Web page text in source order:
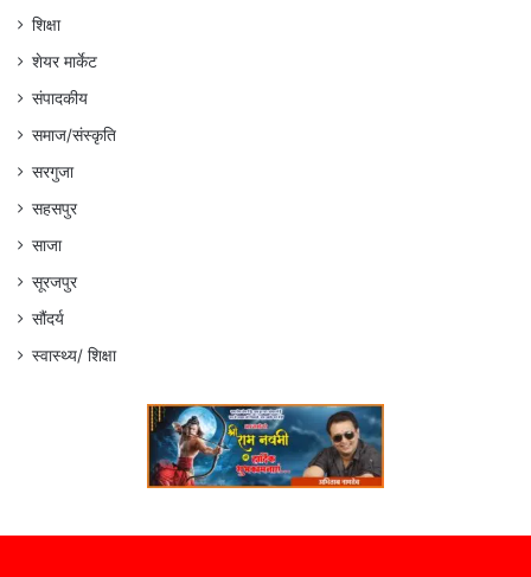
शिक्षा
शेयर मार्केट
संपादकीय
समाज/संस्कृति
सरगुजा
सहसपुर
साजा
सूरजपुर
सौंदर्य
स्वास्थ्य/ शिक्षा